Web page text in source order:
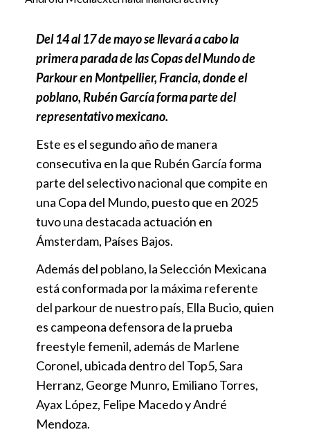
Del 14 al 17 de mayo se llevará a cabo la
primera parada de las Copas del Mundo de
Parkour en Montpellier, Francia, donde el
poblano, Rubén García forma parte del
representativo mexicano.
Este es el segundo año de manera
consecutiva en la que Rubén García forma
parte del selectivo nacional que compite en
una Copa del Mundo, puesto que en 2025
tuvo una destacada actuación en
Ámsterdam, Países Bajos.
Además del poblano, la Selección Mexicana
está conformada por la máxima referente
del parkour de nuestro país, Ella Bucio, quien
es campeona defensora de la prueba
freestyle femenil, además de Marlene
Coronel, ubicada dentro del Top5, Sara
Herranz, George Munro, Emiliano Torres,
Ayax López, Felipe Macedo y André
Mendoza.